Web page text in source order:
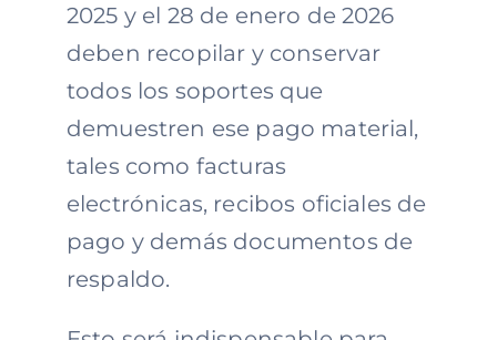
2025 y el 28 de enero de 2026
deben recopilar y conservar
todos los soportes que
demuestren ese pago material,
tales como facturas
electrónicas, recibos oficiales de
pago y demás documentos de
respaldo.